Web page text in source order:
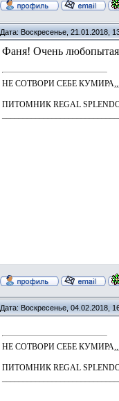
Дата: Воскресенье, 21.01.2018,
Фаня! Очень любопытая
НЕ СОТВОРИ СЕБЕ
ПИТОМНИК REGAL
Дата: Воскресенье, 04.02.2018,
НЕ СОТВОРИ СЕБЕ
ПИТОМНИК REGAL